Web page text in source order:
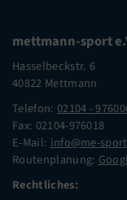
mettmann-sport
Hasselbeckstr. 6
40822 Mettmann
Telefon: 02104 -
Fax: 02104-976018
E-Mail: info@me-
Routenplanung:
Rechtliches: